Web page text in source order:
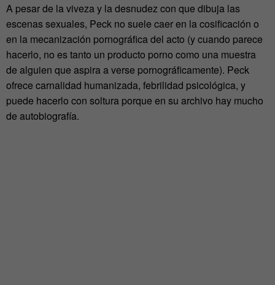
A pesar de la viveza y la desnudez con que dibuja las
escenas sexuales, Peck no suele caer en la cosificación o
en la mecanización pornográfica del acto (y cuando parece
hacerlo, no es tanto un producto porno como una muestra
de alguien que aspira a verse pornográficamente). Peck
ofrece carnalidad humanizada, febrilidad psicológica, y
puede hacerlo con soltura porque en su archivo hay mucho
de autobiografía.